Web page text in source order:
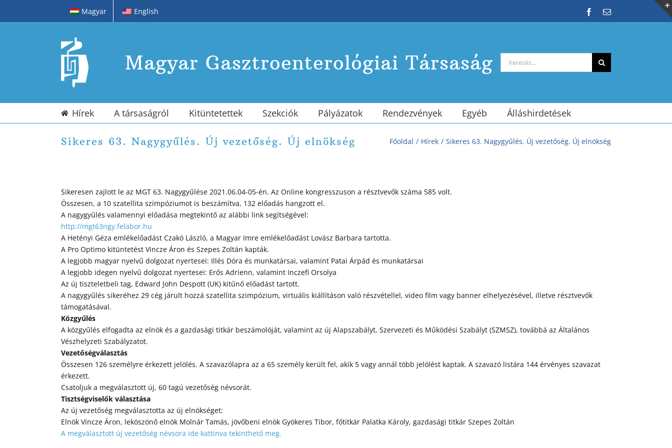
Magyar English FacebookEmail:
Magyar Gasztroenterológiai Társaság Keresés...
Hírek A társaságról Kitüntetettek Szekciók Pályázatok Rendezvények Egyéb Álláshirdetések
Sikeres 63. Nagygyűlés. Új vezetőség. Új elnökség Főoldal Hírek Sikeres 63. Nagygyűlés. Új vezetőség. Új elnökség
Sikeresen zajlott le az MGT 63. Nagygyűlése 2021.06.04-05-én. Az Online kongresszuson a résztvevők száma 585 volt.
Összesen, a 10 szatellita szimpóziumot is beszámítva, 132 előadás hangzott el.
A nagygyűlés valamennyi előadása megtekintő az alábbi link segítségével:
http://mgt63ngy.felabor.hu
A Hetényi Géza emlékelőadást Czakó László, a Magyar Imre emlékelőadást Lovász Barbara tartotta.
A Pro Optimo kitüntetést Vincze Áron és Szepes Zoltán kapták.
A legjobb magyar nyelvű dolgozat nyertesei: Illés Dóra és munkatársai, valamint Patai Árpád és munkatársai
A legjobb idegen nyelvű dolgozat nyertesei: Erős Adrienn, valamint Inczefi Orsolya
Az új tiszteletbeli tag, Edward John Despott (UK) kitűnő előadást tartott.
A nagygyűlés sikeréhez 29 cég járult hozzá szatellita szimpózium, virtuális kiállításon való részvétellel, video film vagy banner elhelyezésével, illetve résztvevők
támogatásával.
Közgyűlés
A közgyűlés elfogadta az elnök és a gazdasági titkár beszámolóját, valamint az új Alapszabályt, Szervezeti és Működési Szabályt (SZMSZ), továbbá az Általános
Vészhelyzeti Szabályzatot.
Vezetőségválasztás
Összesen 126 személyre érkezett jelölés. A szavazólapra az a 65 személy került fel, akik 5 vagy annál több jelölést kaptak. A szavazó listára 144 érvényes szavazat
érkezett.
Csatoljuk a megválasztott új, 60 tagú vezetőség névsorát.
Tisztségviselők választása
Az új vezetőség megválasztotta az új elnökséget:
Elnök Vincze Áron, leköszönő elnök Molnár Tamás, jövőbeni elnök Gyökeres Tibor, főtitkár Palatka Károly, gazdasági titkár Szepes Zoltán
A megválasztott új vezetőség névsora ide kattinva tekinthető meg.